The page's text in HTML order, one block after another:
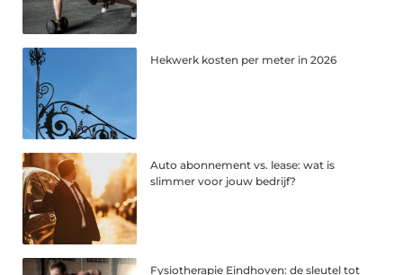
Hekwerk kosten per meter in 2026
Auto abonnement vs. lease: wat is
slimmer voor jouw bedrijf?
Fysiotherapie Eindhoven: de sleutel tot